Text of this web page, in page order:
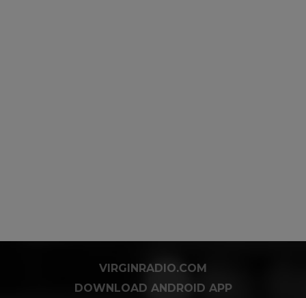
VIRGINRADIO.COM
DOWNLOAD ANDROID APP